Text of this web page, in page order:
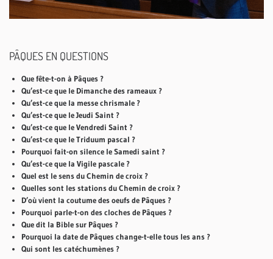
PÂQUES EN QUESTIONS
Que fête-t-on à Pâques ?
Qu’est-ce que le Dimanche des rameaux ?
Qu’est-ce que la messe chrismale ?
Qu’est-ce que le Jeudi Saint ?
Qu’est-ce que le Vendredi Saint ?
Qu’est-ce que le Triduum pascal ?
Pourquoi fait-on silence le Samedi saint ?
Qu’est-ce que la Vigile pascale ?
Quel est le sens du Chemin de croix ?
Quelles sont les stations du Chemin de croix ?
D’où vient la coutume des oeufs de Pâques ?
Pourquoi parle-t-on des cloches de Pâques ?
Que dit la Bible sur Pâques ?
Pourquoi la date de Pâques change-t-elle tous les ans ?
Qui sont les catéchumènes ?